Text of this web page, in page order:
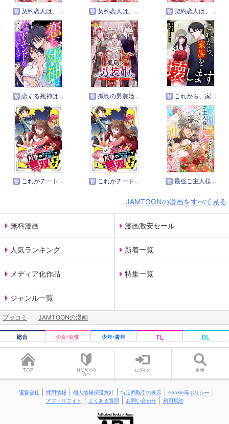
巻 契約恋人は、前世で私を裏切った男です【タテヨミ】 巻 契約恋人は、前世で私を裏切った男です【電子単行本版】 巻契約恋人は、前世で私を裏切った男です【ページ版】
巻 恋する死神はバッドエンドを回避します【ページ版】 巻 孤島の男装姫～御曹司ハレムで溺愛されて【ページ版】 巻これから、家族を壊します【タテヨミ】
巻 これがチート！？最強のツッコミスキルで無双します！【タテヨミ】 巻 これがチート！？最強のツッコミスキルで無双します！【ページ版】 巻最強ご主人様に愛され尽くす独占婚【タテヨミ】
JAMTOONの漫画をすべて見る
無料漫画 漫画激安セール
人気ランキング 新着一覧
メディア化作品 特集一覧
ジャンル一覧
ブッコミ JAMTOONの漫画
運営会社 採用情報 個人情報保護方針 特定商取引の表示
cookie等ポリシー
アフィリエイト
よくある質問 お問い合わせ 利用規約